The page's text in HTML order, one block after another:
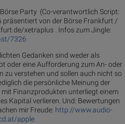
Party (Co-verantwortlich Script:
präsentiert von der Börse Frankfurt /
xetraplus . Infos zum Jingle:
7326
Gedanken sind weder als
oder eine Aufforderung zum An- oder
zu verstehen und sollen auch nicht so
die persönliche Meinung der
Finanzprodukten unterliegt einem
Kapital verlieren. Und: Bewertungen
mir Freude: http://www.audio-
apple